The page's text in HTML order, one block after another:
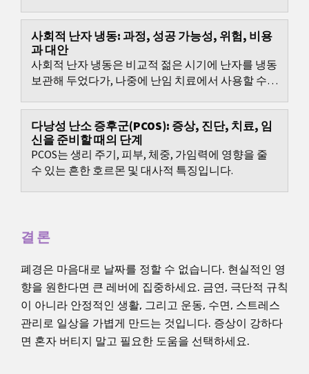
사회적 난자 냉동: 과정, 성공 가능성, 위험, 비용
과 대안
사회적 난자 냉동은 비교적 젊은 시기에 난자를 냉동
보관해 두었다가, 나중에 난임 치료에서 사용할 수
다낭성 난소 증후군(PCOS): 증상, 진단, 치료, 임
신을 준비할 때의 단계
PCOS는 생리 주기, 피부, 체중, 가임력에 영향을 줄
수 있는 흔한 호르몬 및 대사적 특징입니다.
결론
폐경은 마음대로 날짜를 정할 수 없습니다. 현실적인 영
향을 원한다면 큰 레버에 집중하세요. 금연, 극단적 규칙
이 아니라 안정적인 생활, 그리고 운동, 수면, 스트레스
관리로 일상을 가볍게 만드는 것입니다. 증상이 강하다
면 혼자 버티지 말고 필요한 도움을 선택하세요.